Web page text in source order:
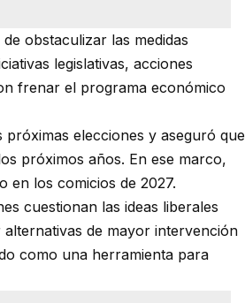
obstaculizar las medidas
legislativas, acciones
frenar el programa económico
elecciones y aseguró que
próximos años. En ese marco,
en los comicios de 2027.
cuestionan las ideas liberales
de mayor intervención
como una herramienta para